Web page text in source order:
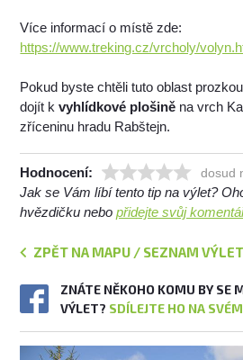
Více informací o místě zde:
https://www.treking.cz/vrcholy/
Pokud byste chtěli tuto oblast
dojít kvyhlídkové plošině na vrch
zříceninu hradu Rabštejn.
Hodnocení: dosud
Jak se Vám líbí tento tip na výlet?
hvězdičku nebopřidejte svůj
ZPĚT NA MAPU / SEZNAM
ZNÁTE NĚKOHO KOMU BY SE
VÝLET? SDÍLEJTE HO NA